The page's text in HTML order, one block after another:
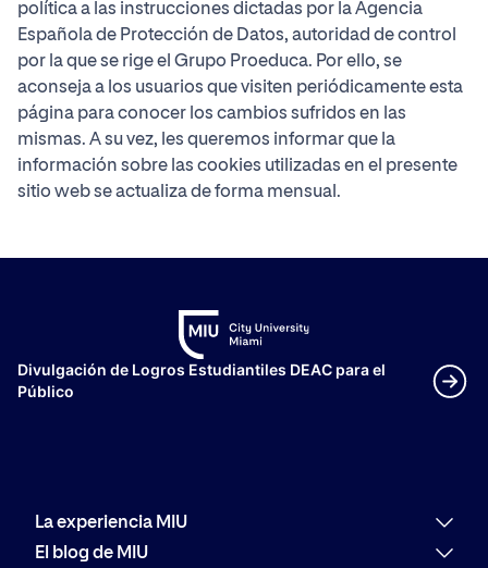
política a las instrucciones dictadas por la Agencia
Española de Protección de Datos, autoridad de control
por la que se rige el Grupo Proeduca. Por ello, se
aconseja a los usuarios que visiten periódicamente esta
página para conocer los cambios sufridos en las
mismas. A su vez, les queremos informar que la
información sobre las cookies utilizadas en el presente
sitio web se actualiza de forma mensual.
Divulgación de Logros Estudiantiles DEAC para el
Público
La experiencia MIU
Por qué MIU
El blog de MIU